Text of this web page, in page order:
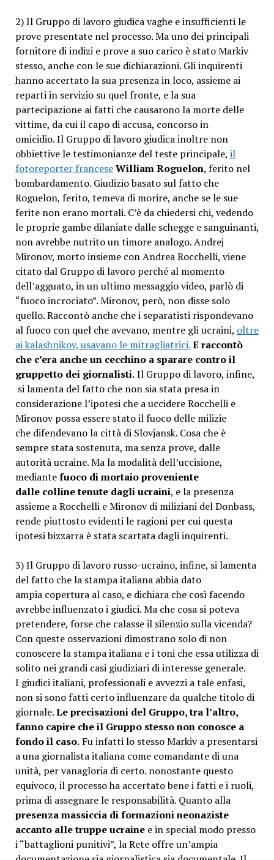
2) Il Gruppo di lavoro giudica vaghe e insufficienti le
prove presentate nel processo. Ma uno dei principali
fornitore di indizi e prove a suo carico è stato Markiv
stesso, anche con le sue dichiarazioni. Gli inquirenti
hanno accertato la sua presenza in loco, assieme ai
reparti in servizio su quel fronte, e la sua
partecipazione ai fatti che causarono la morte delle
vittime, da cui il capo di accusa, concorso in
omicidio. Il Gruppo di lavoro giudica inoltre non
obbiettive le testimonianze del teste principale, il
fotoreporter franceseWilliam Roguelon, ferito nel
bombardamento. Giudizio basato sul fatto che
Roguelon, ferito, temeva di morire, anche se le sue
ferite non erano mortali. C’è da chiedersi chi, vedendo
le proprie gambe dilaniate dalle schegge e sanguinanti,
non avrebbe nutrito un timore analogo. Andrej
Mironov, morto insieme con Andrea Rocchelli, viene
citato dal Gruppo di lavoro perché al momento
dell’agguato, in un ultimo messaggio video, parlò di
“fuoco incrociato”. Mironov, però, non disse solo
quello. Raccontò anche che i separatisti rispondevano
al fuoco con quel che avevano, mentre gli ucraini, oltre
ai kalashnikov, usavano le mitragliatrici.E raccontò
che c’era anche un cecchino a sparare contro il
gruppetto dei giornalisti.Il Gruppo di lavoro, infine,
si lamenta del fatto che non sia stata presa in
considerazione l’ipotesi che a uccidere Rocchelli e
Mironov possa essere stato il fuoco delle milizie
che difendevano la città di Slovjansk. Cosa che è
sempre stata sostenuta, ma senza prove, dalle
autorità ucraine. Ma la modalità dell’uccisione,
mediantefuoco di mortaio proveniente
dalle colline tenute dagli ucraini, e la presenza
assieme a Rocchelli e Mironov di miliziani del Donbass,
rende piuttosto evidenti le ragioni per cui questa
ipotesi bizzarra è stata scartata dagli inquirenti.
3) Il Gruppo di lavoro russo-ucraino, infine, si lamenta
del fatto che la stampa italiana abbia dato
ampia copertura al caso, e dichiara che così facendo
avrebbe influenzato i giudici. Ma che cosa si poteva
pretendere, forse che calasse il silenzio sulla vicenda?
Con queste osservazioni dimostrano solo di non
conoscere la stampa italiana e i toni che essa utilizza di
solito nei grandi casi giudiziari di interesse generale.
I giudici italiani, professionali e avvezzi a tale enfasi,
non si sono fatti certo influenzare da qualche titolo di
giornale.Le precisazioni del Gruppo, tra l’altro,
fanno capire che il Gruppo stesso non conosce a
fondo il caso.Fu infatti lo stesso Markiv a presentarsi
a una giornalista italiana come comandante di una
unità, per vanagloria di certo. nonostante questo
equivoco, il processo ha accertato bene i fatti e i ruoli,
prima di assegnare le responsabilità. Quanto alla
presenza massiccia di formazioni neonaziste
accanto alle truppe ucrainee in special modo presso
i “battaglioni punitivi”, la Rete offre un’ampia